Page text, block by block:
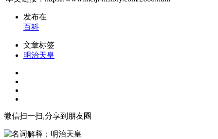
发布在
百科
文章标签
明治天皇
微信扫一扫,分享到朋友圈